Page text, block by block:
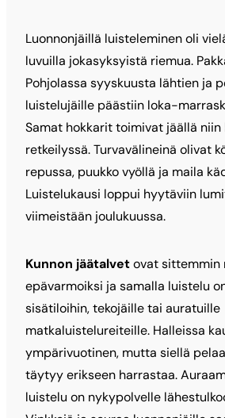
Luonnonjäillä luisteleminen oli
luvuilla jokasyksyistä riemua.
Pohjolassa syyskuusta lähtien ja
luistelujäille päästiin loka-
Samat hokkarit toimivat jäällä niin
retkeilyssä. Turvavälineinä olivat
repussa, puukko vyöllä ja maila
Luistelukausi loppui hyytäviin
viimeistään joulukuussa.
Kunnon jäätalvetovat sittemmin
epävarmoiksi ja samalla luistelu
sisätiloihin, tekojäille tai auratuille
matkaluistelureiteille. Halleissa
ympärivuotinen, mutta siellä
täytyy erikseen harrastaa.
luistelu on nykypolvelle